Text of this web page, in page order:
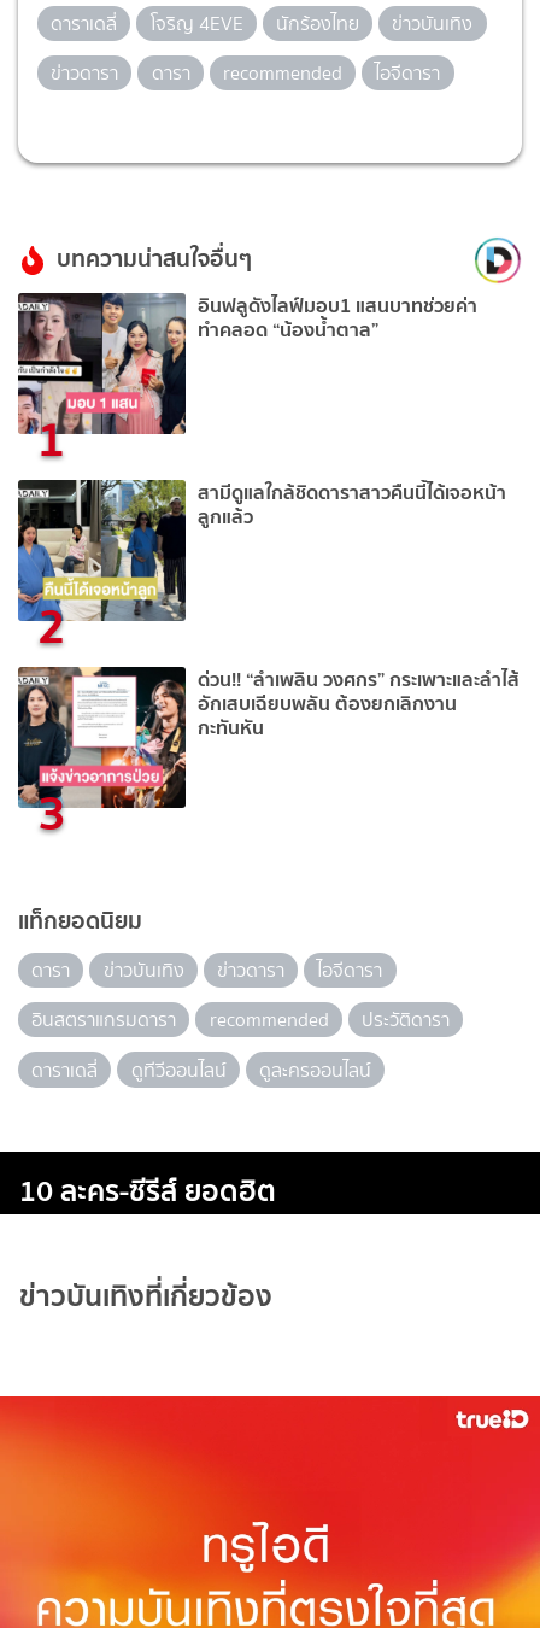
ดาราเดลี่ โจริญ 4EVE นักร้องไทย
ข่าวบันเทิง
ข่าวดารา
ดารา recommended ไอจีดารา
บทความน่าสนใจอื่นๆ
1
อินฟลูดังไลฟ์มอบ1 แสนบาทช่วยค่า
ทำคลอด “น้องน้ำตาล”
2
สามีดูแลใกล้ชิดดาราสาวคืนนี้ได้เจอหน้า
ลูกแล้ว
3
ด่วน!! “ลำเพลิน วงศกร” กระเพาะและลำไส้
อักเสบเฉียบพลัน ต้องยกเลิกงาน
กะทันหัน
แท็กยอดนิยม
ดารา ข่าวบันเทิง ข่าวดารา
ไอจีดารา
อินสตราแกรมดารา
recommended
ประวัติดารา
ดาราเดลี่
ดูทีวีออนไลน์ ดูละครออนไลน์
10 ละคร-ซีรีส์ ยอดฮิต
ข่าวบันเทิงที่เกี่ยวข้อง